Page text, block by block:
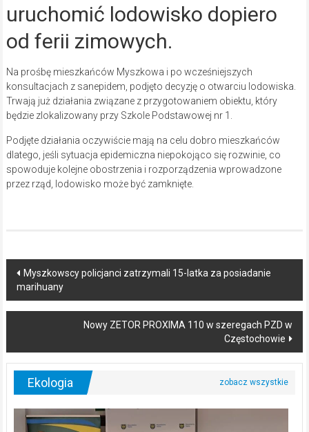
uruchomić lodowisko dopiero
od ferii zimowych.
Na prośbę mieszkańców Myszkowa i po wcześniejszych
konsultacjach z sanepidem, podjęto decyzję o otwarciu lodowiska.
Trwają już działania związane z przygotowaniem obiektu, który
będzie zlokalizowany przy Szkole Podstawowej nr 1.
Podjęte działania oczywiście mają na celu dobro mieszkańców
dlatego, jeśli sytuacja epidemiczna niepokojąco się rozwinie, co
spowoduje kolejne obostrzenia i rozporządzenia wprowadzone
przez rząd, lodowisko może być zamknięte.
Post
navigation
Myszkowscy policjanci zatrzymali 15-latka za posiadanie
marihuany
Nowy ZETOR PROXIMA 110 w szeregach PZD w
Częstochowie
Ekologia